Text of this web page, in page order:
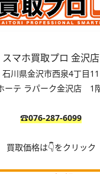
スマホ買取プロ 金沢店
石川県金沢市西泉4丁目11
ーテ ラパーク金沢店 1
☎076-287-6099
買取価格は👇をクリック